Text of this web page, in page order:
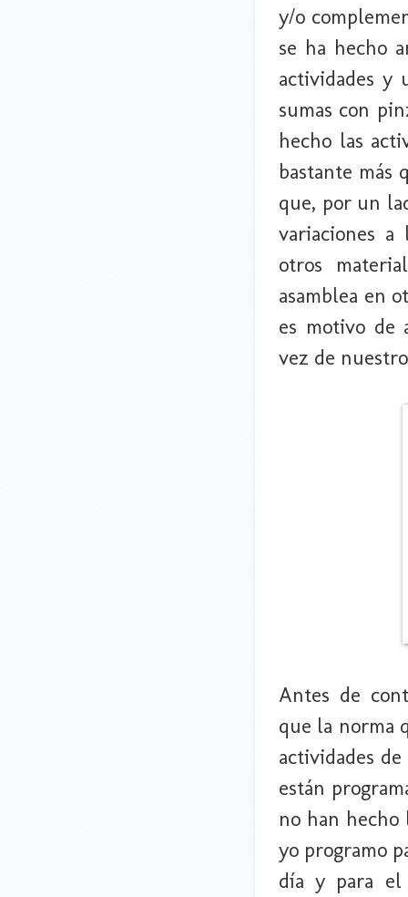
y/o
se ha hecho
actividades y
sumas con
hecho las
bastante más
que, por un
variaciones
otros
asamblea en
es motivo de
vez de
Antes de
que la norma
actividades
están
no han hecho
yo programo
día y para el